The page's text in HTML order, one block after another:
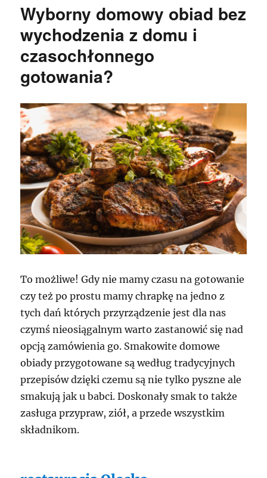
Wyborny domowy obiad bez
wychodzenia z domu i
czasochłonnego
gotowania?
To możliwe! Gdy nie mamy czasu na gotowanie
czy też po prostu mamy chrapkę na jedno z
tych dań których przyrządzenie jest dla nas
czymś nieosiągalnym warto zastanowić się nad
opcją zamówienia go. Smakowite domowe
obiady przygotowane są według tradycyjnych
przepisów dzięki czemu są nie tylko pyszne ale
smakują jak u babci. Doskonały smak to także
zasługa przypraw, ziół, a przede wszystkim
składnikom.